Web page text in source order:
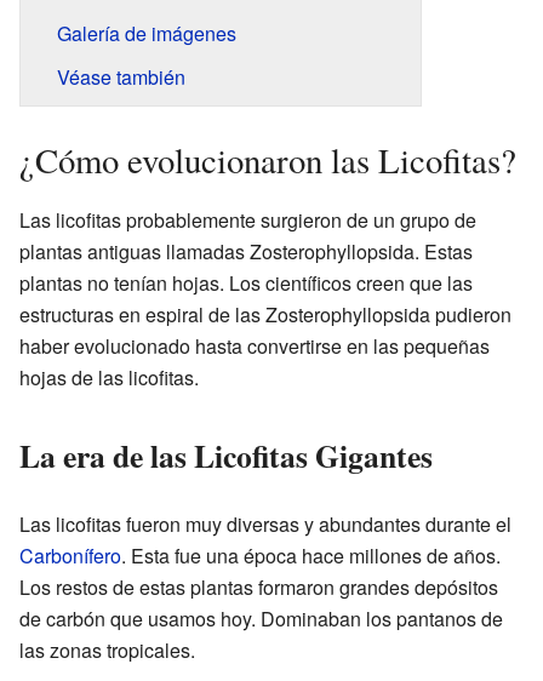
Galería de imágenes
Véase también
¿Cómo evolucionaron las Licofitas?
Las licofitas probablemente surgieron de un grupo de
plantas antiguas llamadas Zosterophyllopsida. Estas
plantas no tenían hojas. Los científicos creen que las
estructuras en espiral de las Zosterophyllopsida pudieron
haber evolucionado hasta convertirse en las pequeñas
hojas de las licofitas.
La era de las Licofitas Gigantes
Las licofitas fueron muy diversas y abundantes durante el
Carbonífero. Esta fue una época hace millones de años.
Los restos de estas plantas formaron grandes depósitos
de carbón que usamos hoy. Dominaban los pantanos de
las zonas tropicales.